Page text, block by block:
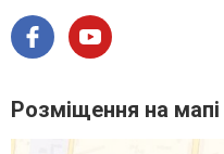
Розміщення на мапі